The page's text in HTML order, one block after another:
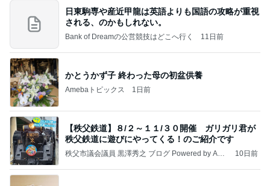
日東駒専や産近甲龍は英語よりも国語の攻略が重視
される、のかもしれない。
Bank of Dreamの公営競技はどこへ行く 11日前
かとうかず子 終わった母の初盆供養
Amebaトピックス 1日前
【秩父鉄道】８/２～１１/３０開催 ガリガリ君が
秩父鉄道に遊びにやってくる！のご紹介です
秩父市議会議員 黒澤秀之 ブログ Powered by Ame
10日前